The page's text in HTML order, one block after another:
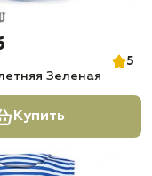
5
Зеленая
Купить